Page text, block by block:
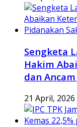
Sengketa
Hakim
dan
21 April, 2026